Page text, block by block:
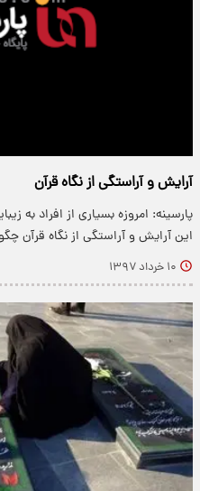
آرایش و آراستگی از نگاه قرآن
پارسینه: امروزه بسیاری از افراد به
این آرایش و آراستگی از نگاه قرآن
۱۰ خرداد ۱۳۹۷